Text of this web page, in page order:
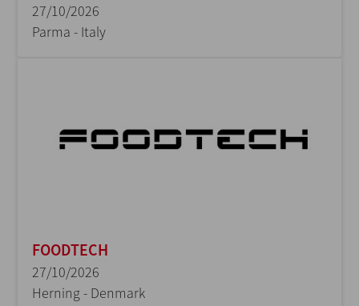
27/10/2026
Parma - Italy
FOODTECH
27/10/2026
Herning - Denmark